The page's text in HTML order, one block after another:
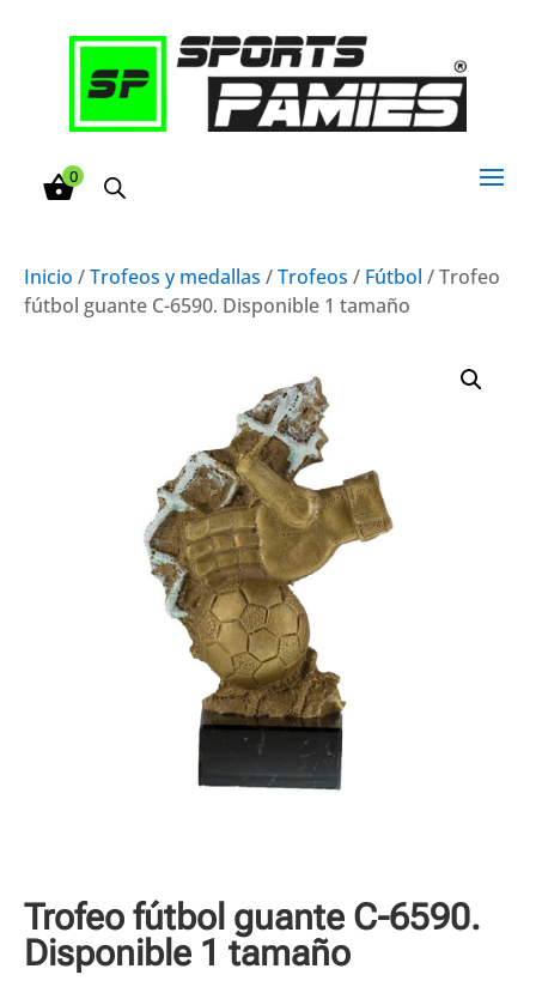
0
Inicio /Trofeos y medallas /Trofeos / Fútbol / Trofeo
fútbol guante C-6590. Disponible 1 tamaño
Trofeo fútbol guante C-6590.
Disponible 1 tamaño